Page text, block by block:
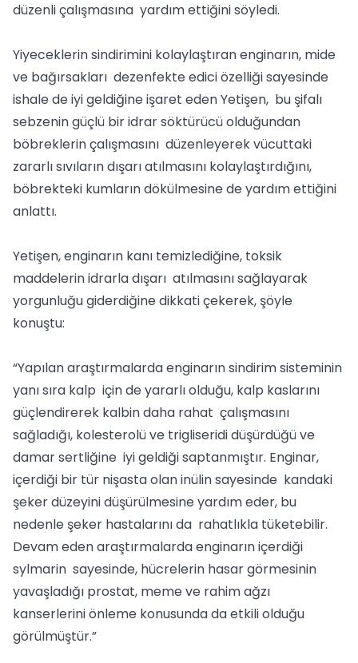
düzenli çalışmasına yardım ettiğini söyledi.
Yiyeceklerin sindirimini kolaylaştıran enginarın, mide
ve bağırsakları dezenfekte edici özelliği sayesinde
ishale de iyi geldiğine işaret eden Yetişen, bu şifalı
sebzenin güçlü bir idrar söktürücü olduğundan
böbreklerin çalışmasını düzenleyerek vücuttaki
zararlı sıvıların dışarı atılmasını kolaylaştırdığını,
böbrekteki kumların dökülmesine de yardım ettiğini
anlattı.
Yetişen, enginarın kanı temizlediğine, toksik
maddelerin idrarla dışarı atılmasını sağlayarak
yorgunluğu giderdiğine dikkati çekerek, şöyle
konuştu:
“Yapılan araştırmalarda enginarın sindirim sisteminin
yanı sıra kalp için de yararlı olduğu, kalp kaslarını
güçlendirerek kalbin daha rahat çalışmasını
sağladığı, kolesterolü ve trigliseridi düşürdüğü ve
damar sertliğine iyi geldiği saptanmıştır. Enginar,
içerdiği bir tür nişasta olan inülin sayesinde kandaki
şeker düzeyini düşürülmesine yardım eder, bu
nedenle şeker hastalarını da rahatlıkla tüketebilir.
Devam eden araştırmalarda enginarın içerdiği
sylmarin sayesinde, hücrelerin hasar görmesinin
yavaşladığı prostat, meme ve rahim ağzı
kanserlerini önleme konusunda da etkili olduğu
görülmüştür.”